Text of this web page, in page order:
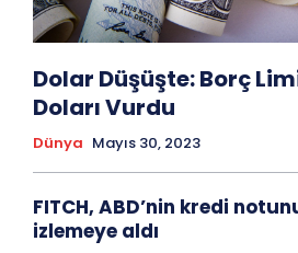
Dolar Düşüşte: Borç
Doları Vurdu
Dünya Mayıs 30, 2023
FITCH, ABD’nin kredi
izlemeye aldı